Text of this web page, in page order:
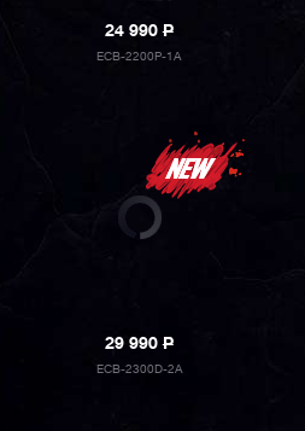
24 990P
ECB-2200P-1A
29 990P
ECB-2300D-2A